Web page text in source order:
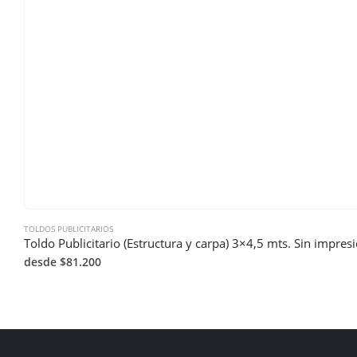
TOLDOS PUBLICITARIOS
Toldo Publicitario (Estructura y carpa) 3×4,5 mts. Sin
desde $81.200